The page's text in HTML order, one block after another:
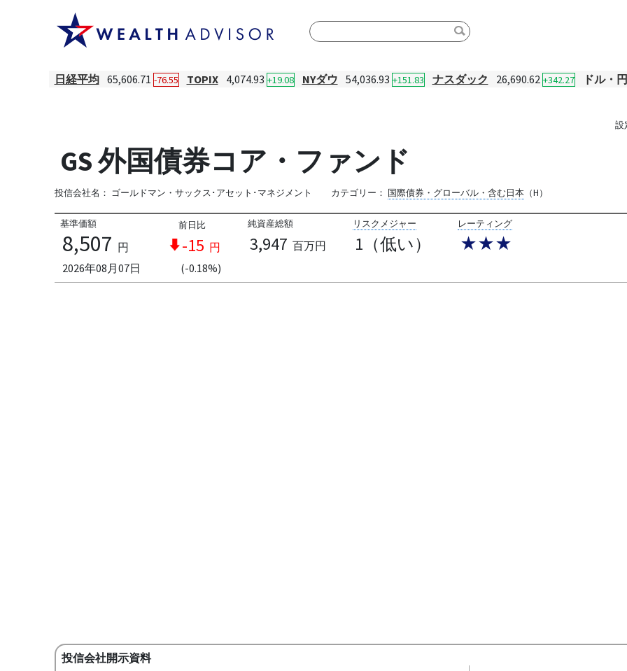
日経平均 65,606.71 -76.55 TOPIX 4,074.93 +19.08 NYダウ 54,036.93 +151.83 ナスダック 26,690.62 +342.27 ドル・円
設
GS 外国債券コア・ファンド
投信会社名： ゴールドマン・サックス･アセット･マネジメント カテゴリー： 国際債券・グローバル・含む日本（H）
基準価額
8,507 円
2026年08月07日
前日比
-15 円
(-0.18%)
純資産総額
3,947 百万円
リスクメジャー
1（低い）
レーティング
★★★
投信会社開示資料